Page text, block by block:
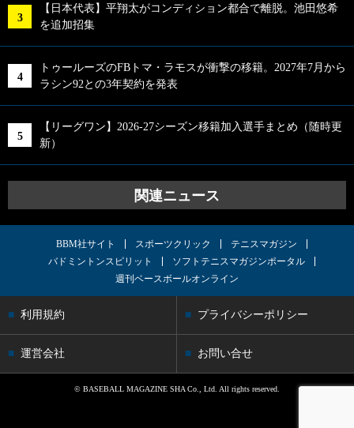
【日本代表】平翔太がコンディション都合で離脱。池田悠希
を追加招集
トゥールーズのFBトマ・ラモスが衝撃の移籍。2027年7月から
ラシン92との3年契約を発表
【リーグワン】2026-27シーズン移籍加入選手まとめ（随時更
新）
関連ニュース
BBM社サイト スポーツクリック
テニスマガジン
バドミントンスピリット
ソフトテニスマガジンポータル
週刊ベースボールオンライン
利用規約 プライバシーポリシー
運営会社 お問い合せ
© BASEBALL MAGAZINE SHA Co., Ltd. All rights reserved.